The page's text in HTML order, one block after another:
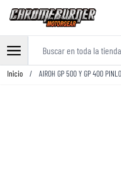
Ir al contenido
Inicio / AIROH GP 500 Y GP 400